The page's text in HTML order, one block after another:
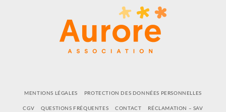
MENTIONS LÉGALES PROTECTION DES DONNÉES PERSONNELLES
CGV QUESTIONS FRÉQUENTES CONTACT RÉCLAMATION – SAV